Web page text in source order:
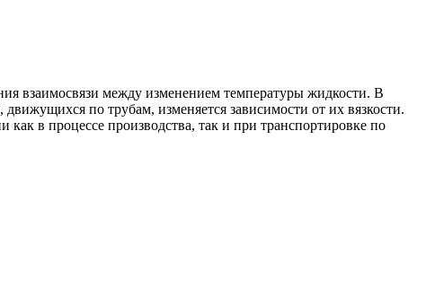
взаимосвязи между изменением температуры жидкости. В
по трубам, изменяется зависимости от их вязкости.
как в процессе производства, так и при транспортировке по